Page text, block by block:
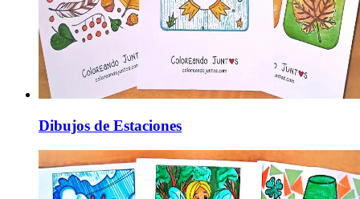
Dibujos de Estaciones